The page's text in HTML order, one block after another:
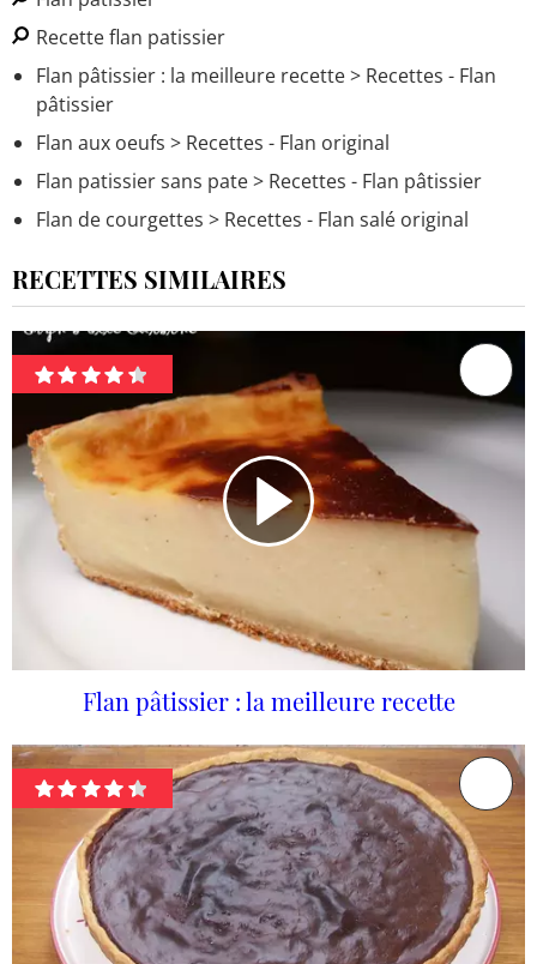
Recette flan patissier
Flan pâtissier : la meilleure recette> Recettes - Flan
pâtissier
Flan aux oeufs > Recettes - Flan original
Flan patissier sans pate> Recettes - Flan pâtissier
Flan de courgettes > Recettes - Flan salé original
RECETTES SIMILAIRES
Flan pâtissier : la meilleure recette